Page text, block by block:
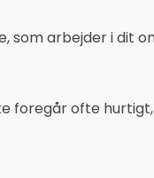
som arbejder i dit
foregår ofte